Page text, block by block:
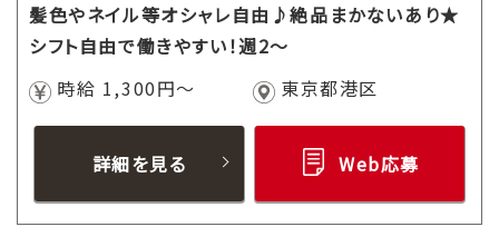
髪色やネイル等オシャレ自由♪絶品まかないあり★
シフト自由で働きやすい！週2～
時給 1,300円～
東京都港区
詳細を見る Web応募